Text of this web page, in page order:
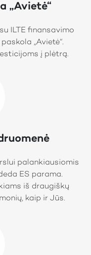
„Avietė“
ILTE finansavimo
„Avietė“.
į plėtrą.
palankiausiomis
ES parama.
iš draugiškų
kaip ir Jūs.